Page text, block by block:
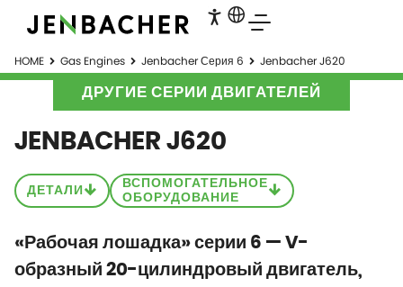
HOME Gas Engines Jenbacher Серия 6 Jenbacher J620
ДРУГИЕ СЕРИИ ДВИГАТЕЛЕЙ
JENBACHER J620
ДЕТАЛИ
ВСПОМОГАТЕЛЬНОЕ
ОБОРУДОВАНИЕ
«Рабочая лошадка» серии 6 — V-
образный 20-цилиндровый двигатель,